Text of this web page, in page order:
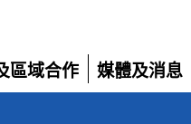
區域合作
媒體及消息
展